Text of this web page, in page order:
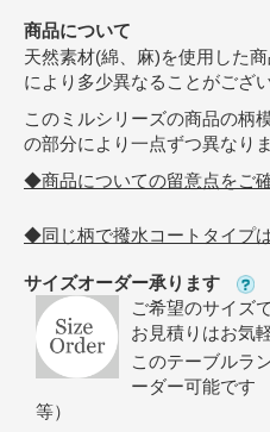
商品について
天然素材(綿、麻)を使用した
により多少異なることがござい
このミルシリーズの商品の柄
の部分により一点ずつ異なりま
◆商品についての留意点をご
◆同じ柄で撥水コートタイプ
サイズオーダー承ります
ご希望のサイズ
お見積りはお気
このテーブルラ
ーダー可能です
等）